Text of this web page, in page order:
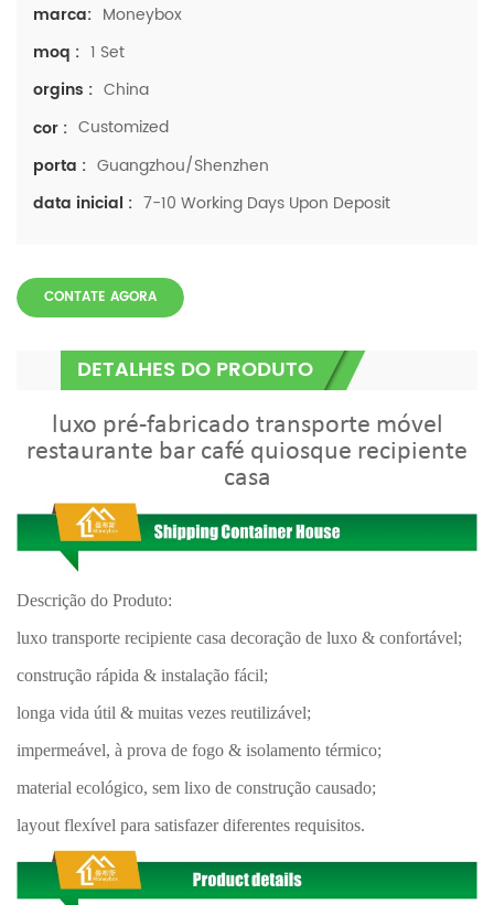
marca: Moneybox
moq : 1 Set
orgins : China
cor : Customized
porta : Guangzhou/Shenzhen
data inicial : 7-10 Working Days Upon Deposit
CONTATE AGORA
DETALHES DO PRODUTO
luxo pré-fabricado transporte móvel
restaurante bar café quiosque recipiente
casa
Descrição do Produto:
luxo transporte recipiente casa decoração de luxo & confortável;
construção rápida & instalação fácil;
longa vida útil & muitas vezes reutilizável;
impermeável, à prova de fogo & isolamento térmico;
material ecológico, sem lixo de construção causado;
layout flexível para satisfazer diferentes requisitos.